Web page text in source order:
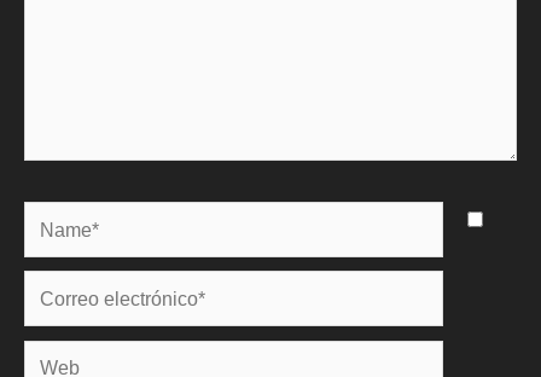
Name*
Correo
electrónico*
Web